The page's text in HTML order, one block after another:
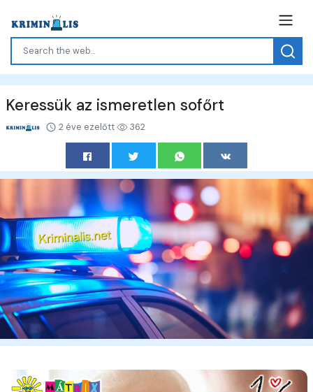
Keressük az ismeretlen sofőrt
2 éve ezelőtt 362